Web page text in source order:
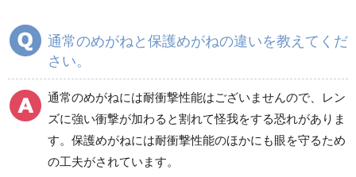
通常のめがねと保護めがねの違いを教えてくだ
さい。
通常のめがねには耐衝撃性能はございませんので、レン
ズに強い衝撃が加わると割れて怪我をする恐れがありま
す。保護めがねには耐衝撃性能のほかにも眼を守るため
の工夫がされています。